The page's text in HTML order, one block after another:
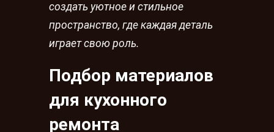
создать уютное и стильное
пространство, где каждая деталь
играет свою роль.
Подбор материалов
для кухонного
ремонта